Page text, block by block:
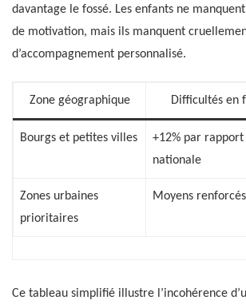
davantage le fossé. Les enfants ne
de motivation, mais ils manquent
d’accompagnement personnalisé.
Zone géographique Difficultés en
Bourgs et petites villes
+12% par
nationale
Zones urbaines
prioritaires
Moyens renforcés
Ce tableau simplifié illustre l’incohérence